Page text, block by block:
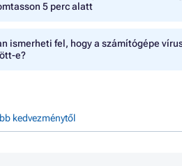
5 perc alatt
ismerheti fel, hogy a számítógépe
e?
kedvezménytől